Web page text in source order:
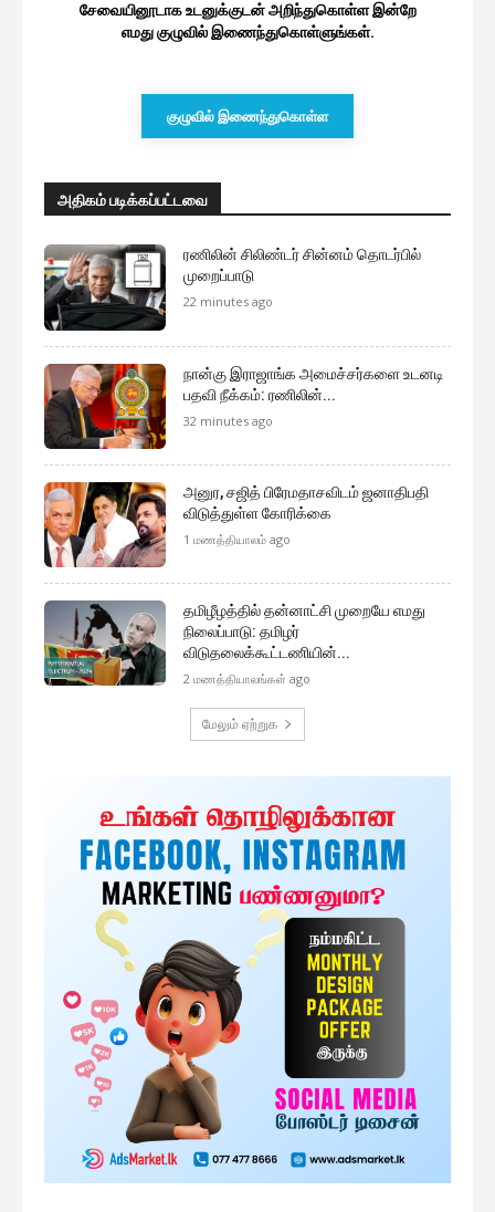
சேவையினூடாக உடனுக்குடன் அறிந்துகொள்ள இன்றே
எமது குழுவில் இணைந்துகொள்ளுங்கள்.
குழுவில் இணைந்துகொள்ள
அதிகம் படிக்கப்பட்டவை
ரணிலின் சிலிண்டர் சின்னம் தொடர்பில்
முறைப்பாடு
22 minutes ago
நான்கு இராஜாங்க அமைச்சர்களை உடனடி
பதவி நீக்கம்: ரணிலின்...
32 minutes ago
அனுர, சஜித் பிரேமதாசவிடம் ஜனாதிபதி
விடுத்துள்ள கோரிக்கை
1 மணத்தியாலம் ago
தமிழீழத்தில் தன்னாட்சி முறையே எமது
நிலைப்பாடு: தமிழர்
விடுதலைக்கூட்டணியின்...
2 மணத்தியாலங்கள் ago
மேலும் ஏற்றுக